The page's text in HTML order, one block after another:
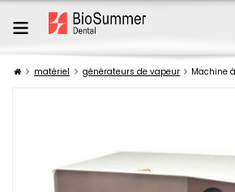
matériel générateurs de vapeur Machine